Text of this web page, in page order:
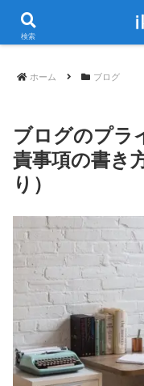
当ブロ
ホーム ブログ
ブログのプラ
責事項の書き
り）
検索